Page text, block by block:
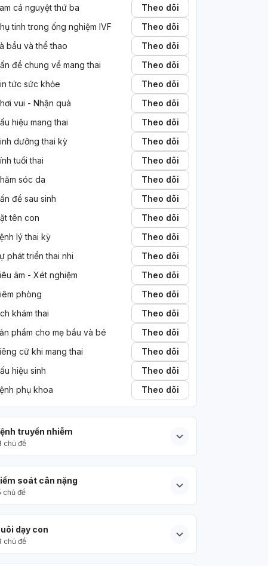
cá nguyệt thứ ba
Theo dõi
tinh trong ống nghiệm IVF
Theo dõi
bầu và thể thao
Theo dõi
đề chung về mang thai
Theo dõi
tức sức khỏe
Theo dõi
vui - Nhận quà
Theo dõi
hiệu mang thai
Theo dõi
dưỡng thai kỳ
Theo dõi
tuổi thai
Theo dõi
sóc da
Theo dõi
đề sau sinh
Theo dõi
tên con
Theo dõi
lý thai kỳ
Theo dõi
phát triển thai nhi
Theo dõi
âm - Xét nghiệm
Theo dõi
phòng
Theo dõi
khám thai
Theo dõi
phẩm cho mẹ bầu và bé
Theo dõi
cữ khi mang thai
Theo dõi
hiệu sinh
Theo dõi
phụ khoa
Theo dõi
truyền nhiễm
chủ đề
soát cân nặng
chủ đề
dạy con
chủ đề